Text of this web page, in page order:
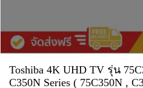
Toshiba 4K UHD TV รุ่น
C350N Series ( 75C350N ,